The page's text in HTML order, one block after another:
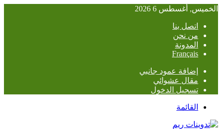
الخميس, أغسطس 6 2026
اتصل بنا
من نحن
المدونة
Français
إضافة عمود جانبي
مقال عشوائي
تسجيل الدخول
القائمة